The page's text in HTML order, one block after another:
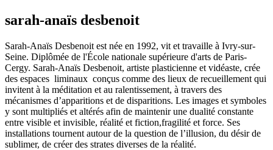
sarah-anaïs desbenoit
Sarah-Anaïs Desbenoit est née en 1992, vit et travaille à Ivry-sur-
Seine. Diplômée de l'École nationale supérieure d'arts de Paris-
Cergy. Sarah-Anaïs Desbenoit, artiste plasticienne et vidéaste, crée
des espaces liminaux conçus comme des lieux de recueillement qui
invitent à la méditation et au ralentissement, à travers des
mécanismes d’apparitions et de disparitions. Les images et symboles
y sont multipliés et altérés afin de maintenir une dualité constante
entre visible et invisible, réalité et fiction,fragilité et force. Ses
installations tournent autour de la question de l’illusion, du désir de
sublimer, de créer des strates diverses de la réalité.